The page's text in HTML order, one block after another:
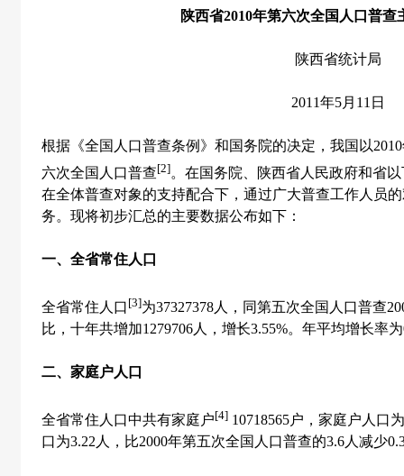
陕西省2010年第六次全国人口普查
陕西省统计局
2011年5月 11 日
根据《全国人口普查条例》和国务院的决定，我国以2010
六次全国人口普查[2]。在国务院、陕西省人民政府和省
在全体普查对象的支持配合下，通过广大普查工作人员
务。现将初步汇总的主要数据公布如下：
一、全省常住人口
全省常住人口 [3]为37327378人，同第五次全国人口普查
比，十年共增加1279706人，增长3.55%。年平均增长率为
二、家庭户人口
全省常住人口中共有家庭户[4] 10718565户，家庭户人口为
口为3.22 人，比2000年第五次全国人口普查的3.6人减少